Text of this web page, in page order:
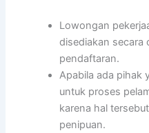
Lowongan
disediakan secara
pendaftaran.
Apabila ada pihak
untuk proses
karena hal
penipuan.